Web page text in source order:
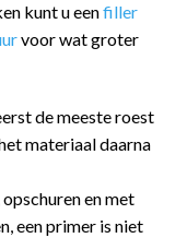
kunt u eenfiller
voor wat groter
de meeste roest
materiaal daarna
en met
een primer is niet